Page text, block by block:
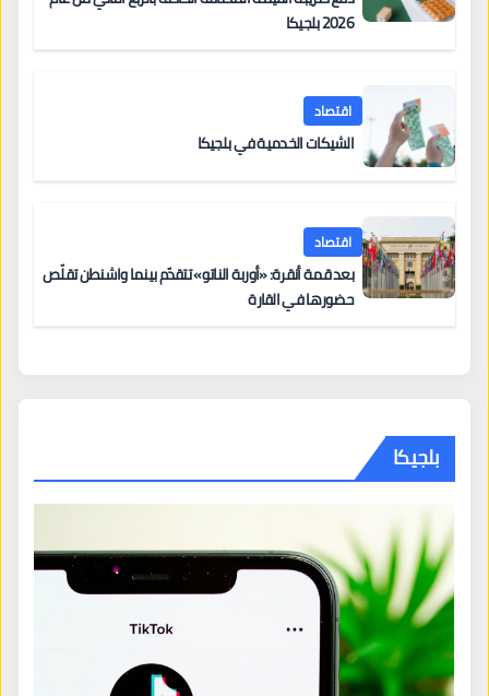
2026 بلجيكا
اقتصاد
الشيكات الخدمية في بلجيكا
اقتصاد
بعد قمة أنقرة: «أوربة الناتو» تتقدّم بينما واشنطن تقلّص
حضورها في القارة
بلجيكا